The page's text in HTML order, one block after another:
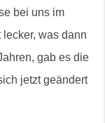
bei uns im
was dann
gab es die
jetzt geändert